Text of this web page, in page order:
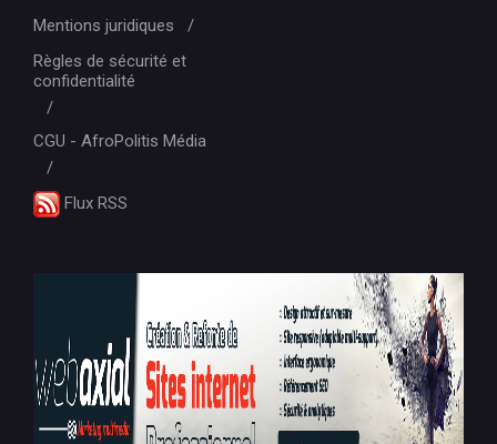
Mentions juridiques
Règles de sécurité et
confidentialité
CGU - AfroPolitis Média
Flux RSS